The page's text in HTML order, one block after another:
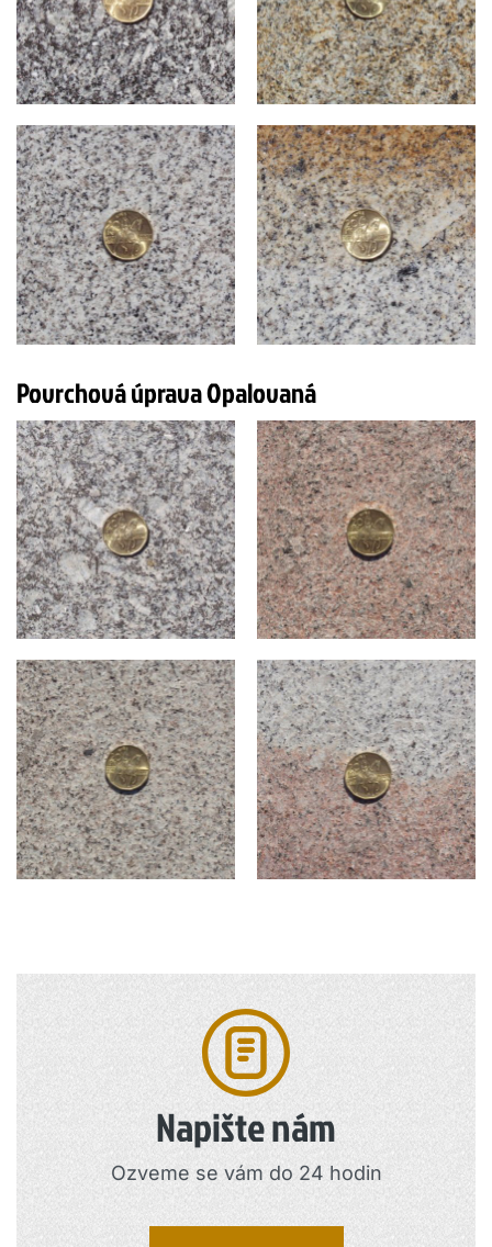
Povrchová úprava Opalovaná
Napište nám
Ozveme se vám do 24 hodin